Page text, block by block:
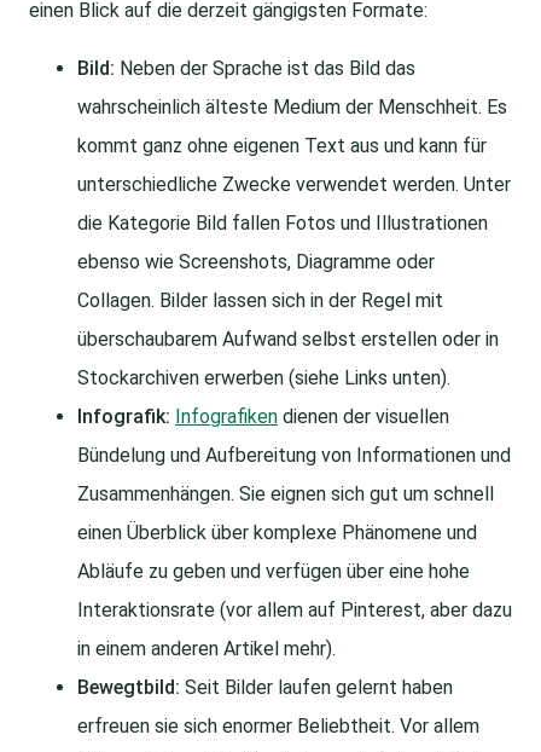
einen Blick auf die derzeit gängigsten Formate:
Bild: Neben der Sprache ist das Bild das
wahrscheinlich älteste Medium der Menschheit. Es
kommt ganz ohne eigenen Text aus und kann für
unterschiedliche Zwecke verwendet werden. Unter
die Kategorie Bild fallen Fotos und Illustrationen
ebenso wie Screenshots, Diagramme oder
Collagen. Bilder lassen sich in der Regel mit
überschaubarem Aufwand selbst erstellen oder in
Stockarchiven erwerben (siehe Links unten).
Infografik: Infografiken dienen der visuellen
Bündelung und Aufbereitung von Informationen und
Zusammenhängen. Sie eignen sich gut um schnell
einen Überblick über komplexe Phänomene und
Abläufe zu geben und verfügen über eine hohe
Interaktionsrate (vor allem auf Pinterest, aber dazu
in einem anderen Artikel mehr).
Bewegtbild: Seit Bilder laufen gelernt haben
erfreuen sie sich enormer Beliebtheit. Vor allem